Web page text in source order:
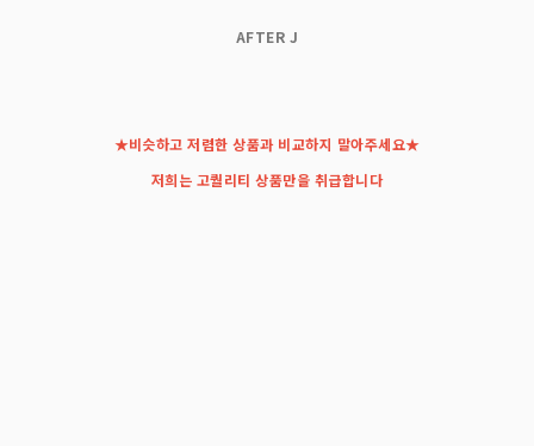
AFTER J
★비슷하고 저렴한 상품과 비교하지 말아주세요★
저희는 고퀄리티 상품만을 취급합니다